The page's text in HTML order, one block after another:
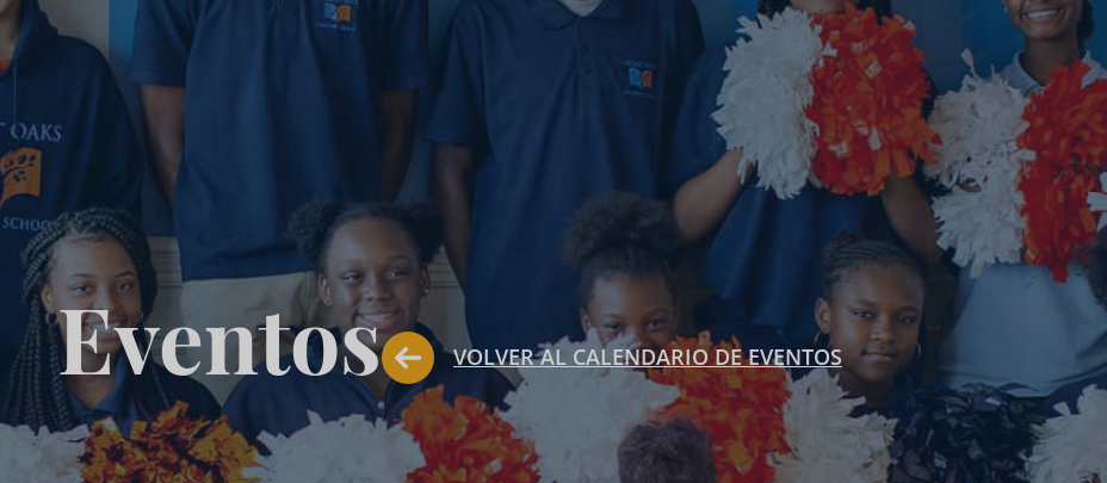
Eventos VOLVER AL CALENDARIO DE EVENTOS